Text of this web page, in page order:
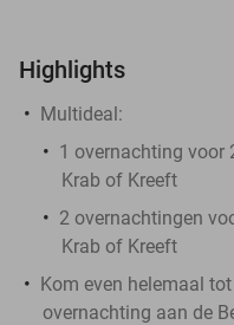
Highlights
Multideal:
1 overnachting voor
Krab of Kreeft
2 overnachtingen
Krab of Kreeft
Kom even helemaal
overnachting aan de